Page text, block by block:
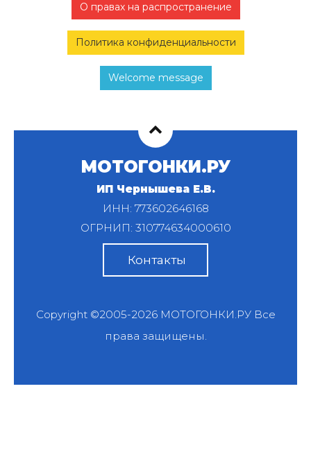
О правах на распространение
Политика конфиденциальности
Welcome message
МОТОГОНКИ.РУ
ИП Чернышева Е.В.
ИНН: 773602646168
ОГРНИП: 310774634000610
Контакты
Copyright ©2005-2026 МОТОГОНКИ.РУВсе
права защищены.